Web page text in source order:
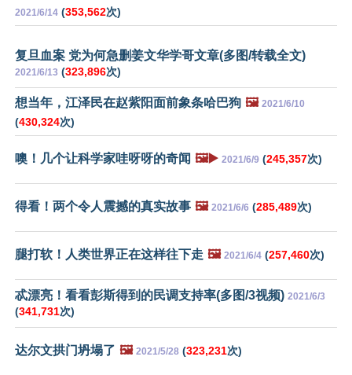
2021/6/14 (353,562次)
复旦血案 党为何急删姜文华学哥文章(多图/转载全文)
2021/6/13 (323,896次)
想当年，江泽民在赵紫阳面前象条哈巴狗 🖼️ 2021/6/10
(430,324次)
噢！几个让科学家哇呀呀的奇闻 🖼️▶️ 2021/6/9 (245,357次)
得看！两个令人震撼的真实故事 🖼️ 2021/6/6 (285,489次)
腿打软！人类世界正在这样往下走 🖼️ 2021/6/4 (257,460次)
忒漂亮！看看彭斯得到的民调支持率(多图/3视频) 2021/6/3
(341,731次)
达尔文拱门坍塌了 🖼️ 2021/5/28 (323,231次)